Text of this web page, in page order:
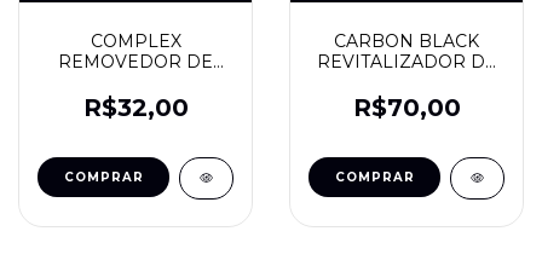
COMPLEX
REMOVEDOR DE
ML - JAÇA
R$32,00
CARBON BLACK
REVITALIZADOR DE
EXTERNOS 500ML -
JAÇA
R$70,00